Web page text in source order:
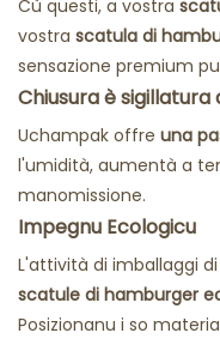
Cù questi, a vostra
vostra scatula di
sensazione premium
Chiusura è sigillatura
Uchampak offre una
l'umidità, aumentà a
manomissione.
Impegnu Ecologicu
L'attività di imballaggi
scatule di hamburger
Posizionanu i so